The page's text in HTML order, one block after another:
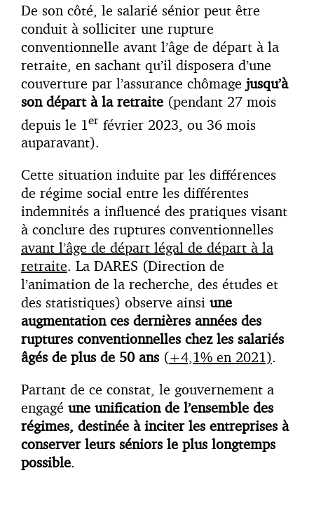
De son côté, le salarié sénior peut être
conduit à solliciter une rupture
conventionnelle avant l’âge de départ à la
retraite, en sachant qu’il disposera d’une
couverture par l’assurance chômage jusqu’à
son départ à la retraite (pendant 27 mois
depuis le 1 er février 2023, ou 36 mois
auparavant).
Cette situation induite par les différences
de régime social entre les différentes
indemnités a influencé des pratiques visant
à conclure des ruptures conventionnelles
avant l’âge de départ légal de départ à la
retraite. La DARES (Direction de
l’animation de la recherche, des études et
des statistiques) observe ainsi une
augmentation ces dernières années des
ruptures conventionnelles chez les salariés
âgés de plus de 50 ans (+4,1% en 2021).
Partant de ce constat, le gouvernement a
engagé une unification de l’ensemble des
régimes, destinée à inciter les entreprises à
conserver leurs séniors le plus longtemps
possible.